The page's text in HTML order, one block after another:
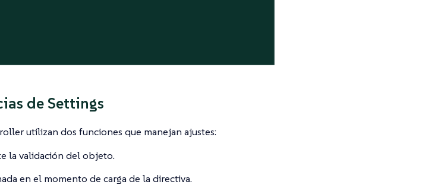
de Settings
utilizan dos funciones que manejan ajustes:
la validación del objeto.
en el momento de carga de la directiva.